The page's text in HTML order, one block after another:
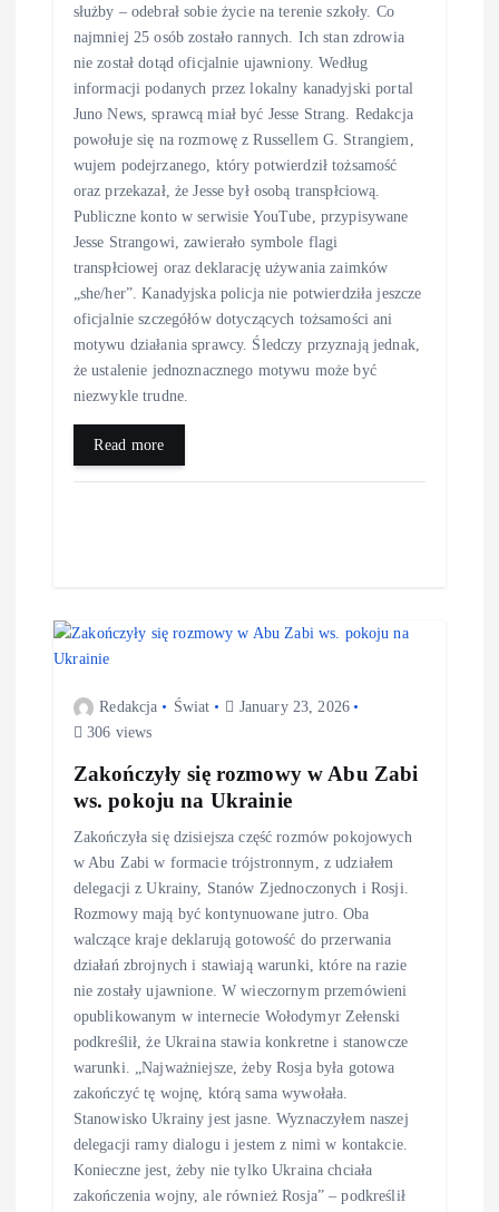
służby – odebrał sobie życie na terenie szkoły. Co
najmniej 25 osób zostało rannych. Ich stan zdrowia
nie został dotąd oficjalnie ujawniony. Według
informacji podanych przez lokalny kanadyjski portal
Juno News, sprawcą miał być Jesse Strang. Redakcja
powołuje się na rozmowę z Russellem G. Strangiem,
wujem podejrzanego, który potwierdził tożsamość
oraz przekazał, że Jesse był osobą transpłciową.
Publiczne konto w serwisie YouTube, przypisywane
Jesse Strangowi, zawierało symbole flagi
transpłciowej oraz deklarację używania zaimków
„she/her”. Kanadyjska policja nie potwierdziła jeszcze
oficjalnie szczegółów dotyczących tożsamości ani
motywu działania sprawcy. Śledczy przyznają jednak,
że ustalenie jednoznacznego motywu może być
niezwykle trudne.
Read more
Redakcja Świat
January 23, 2026
306 views
Zakończyły się rozmowy w Abu Zabi
ws. pokoju na Ukrainie
Zakończyła się dzisiejsza część rozmów pokojowych
w Abu Zabi w formacie trójstronnym, z udziałem
delegacji z Ukrainy, Stanów Zjednoczonych i Rosji.
Rozmowy mają być kontynuowane jutro. Oba
walczące kraje deklarują gotowość do przerwania
działań zbrojnych i stawiają warunki, które na razie
nie zostały ujawnione. W wieczornym przemówieni
opublikowanym w internecie Wołodymyr Zełenski
podkreślił, że Ukraina stawia konkretne i stanowcze
warunki. „Najważniejsze, żeby Rosja była gotowa
zakończyć tę wojnę, którą sama wywołała.
Stanowisko Ukrainy jest jasne. Wyznaczyłem naszej
delegacji ramy dialogu i jestem z nimi w kontakcie.
Konieczne jest, żeby nie tylko Ukraina chciała
zakończenia wojny, ale również Rosja” – podkreślił